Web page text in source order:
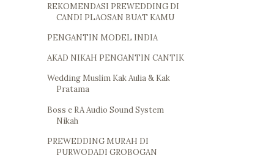
REKOMENDASI PREWEDDING DI
CANDI PLAOSAN BUAT KAMU
PENGANTIN MODEL INDIA
AKAD NIKAH PENGANTIN CANTIK
Wedding Muslim Kak Aulia & Kak
Pratama
Boss e RA Audio Sound System
Nikah
PREWEDDING MURAH DI
PURWODADI GROBOGAN